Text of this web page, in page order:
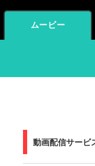
ムービー
動画配信サービ